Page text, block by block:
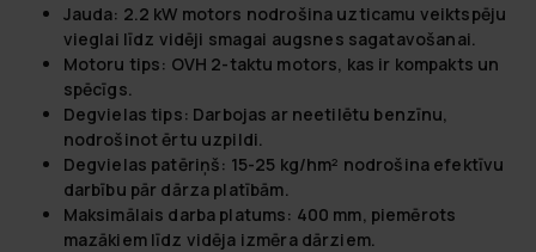
Jauda: 2.2 kW motors nodrošina uzticamu veiktspēju
vieglai līdz vidēji smagai augsnes sagatavošanai.
Motoru tips: OVH 2-taktu motors, kas ir kompakts un
spēcīgs.
Degvielas tips: Darbojas ar neetilētu benzīnu,
nodrošinot ērtu uzpildi.
Degvielas patēriņš: 15-25 kg/hm² nodrošina efektīvu
darbību pār dārza platībām.
Maksimālais darba platums: 400 mm, piemērots
mazākiem līdz vidēja izmēra dārziem.